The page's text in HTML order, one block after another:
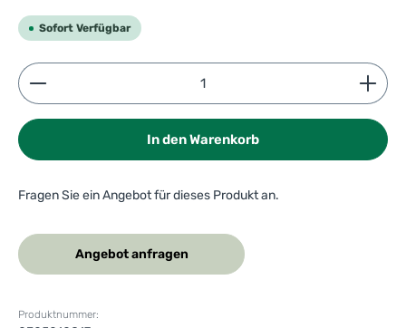
Sofort Verfügbar
Produkt Anzahl: Gib den gewünschten Wert ein
In den Warenkorb
Fragen Sie ein Angebot für dieses Produkt an.
Angebot anfragen
Produktnummer: